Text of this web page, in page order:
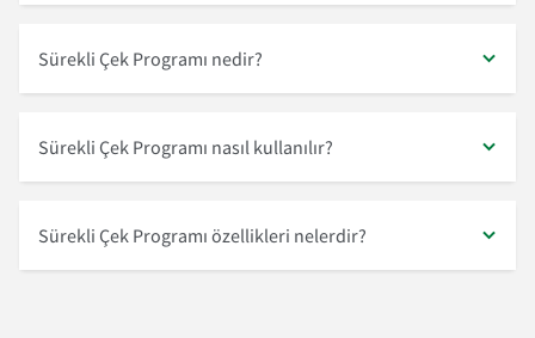
Sürekli Çek Programı nedir?
Sürekli Çek Programı nasıl kullanılır?
Sürekli Çek Programı özellikleri nelerdir?